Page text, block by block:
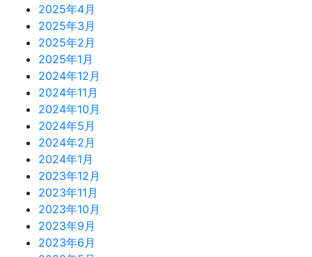
2025年4月
2025年3月
2025年2月
2025年1月
2024年12月
2024年11月
2024年10月
2024年5月
2024年2月
2024年1月
2023年12月
2023年11月
2023年10月
2023年9月
2023年6月